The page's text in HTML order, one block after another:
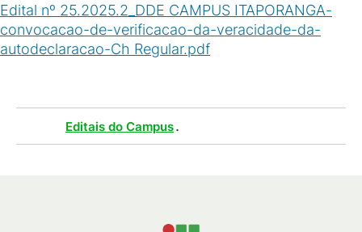
Edital nº 25.2025.2_DDE CAMPUS ITAPORANGA-
convocacao-de-verificacao-da-veracidade-da-
autodeclaracao-Ch Regular.pdf
Editais do Campus.